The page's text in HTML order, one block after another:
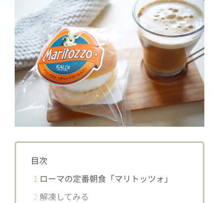
目次
1 ローマの定番朝食「マリトッツォ」
2 解凍してみる